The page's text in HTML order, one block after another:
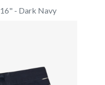
- Dark Navy